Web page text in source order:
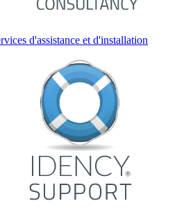
d'assistance et d'installation